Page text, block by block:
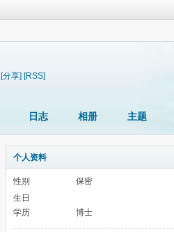
[分享] [RSS]
日志 相册 主题
个人资料
性别
保密
生日
学历
博士